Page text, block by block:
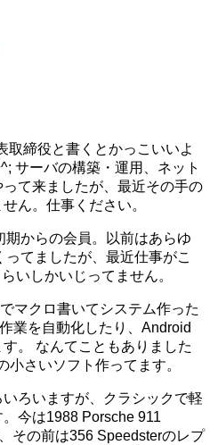
取締役と書くとかっこいいよ
サーバの構築・運用、ネット
て来ましたが、最近その手の
ん。仕事ください。
からの会員。以前はあらゆ
てましたが、最近仕事がこ
いしかいじってません。
マクロ書いてシステム作った
業を自動化したり、Android
。 なんてこともありました
さいソフト作ってます。
ろいますが、クラシックで軽
今は1988 Porsche 911
その前は356 Speedsterのレプ